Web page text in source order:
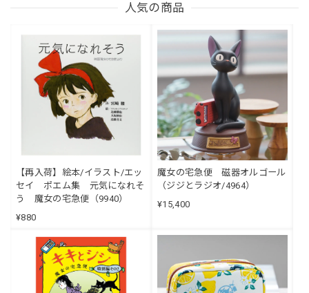
人気の商品
【再入荷】絵本/イラスト/エッ
セイ ポエム集 元気になれそ
う 魔女の宅急便（9940）
¥880
魔女の宅急便 磁器オルゴール
（ジジとラジオ/4964）
¥15,400